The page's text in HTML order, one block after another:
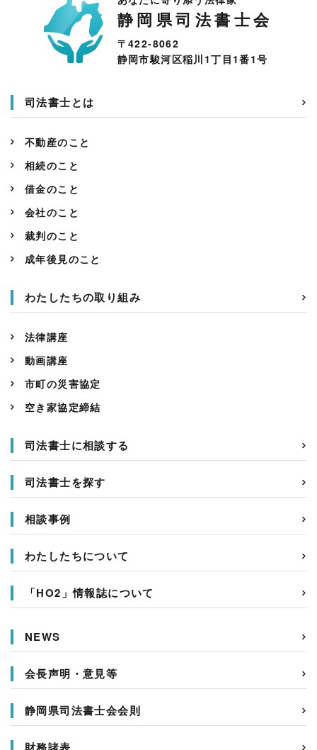
静岡県司法書士会
〒422-8062
静岡市駿河区稲川1丁目1番1号
司法書士とは
不動産のこと
相続のこと
借金のこと
会社のこと
裁判のこと
成年後見のこと
わたしたちの取り組み
法律講座
動画講座
市町の災害協定
空き家協定締結
司法書士に相談する
司法書士を探す
相談事例
わたしたちについて
「HO2」情報誌について
NEWS
会長声明・意見等
静岡県司法書士会会則